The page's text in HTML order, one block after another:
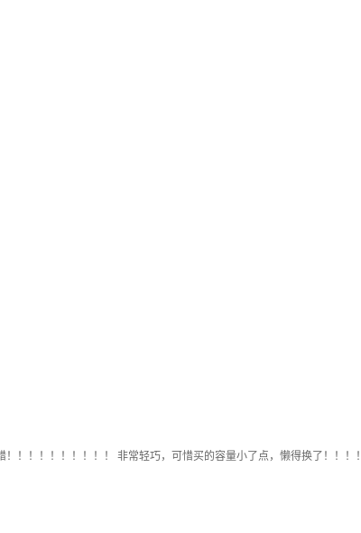
！！！！！！！！！ 非常轻巧，可惜买的容量小了点，懒得换了！！！！